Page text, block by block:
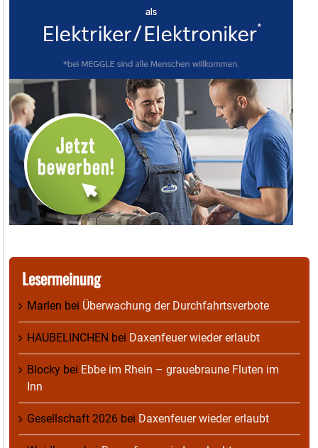
Lesermeinung
Marlen bei Überwachung der Durchfahrtsverbote
HAUBELINCHEN bei Daxenfeuer wieder erlaubt
Blocky bei Ebbe im Rhein – grauebraune Fluten im
Inn
Gesellschaft 2026 bei Daxenfeuer wieder erlaubt